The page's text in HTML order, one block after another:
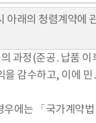
아래의 청렴계약에
과정(준공․납품
감수하고, 이에
에는 「국가계약